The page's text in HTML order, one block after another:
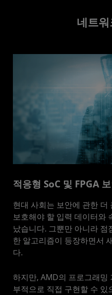
네트
적응형 SoC 및 FPGA
현대 사회는 보안에 관한 더
보호해야 할 입력 데이터와
났습니다. 그뿐만 아니라
한 알고리즘이 등장하면서
다.
하지만, AMD의 프로그래밍
부적으로 직접 구현할 수